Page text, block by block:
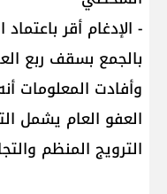
- الإدغام أقر
بالجمع بسقف ربع
وأفادت المعلومات
العفو العام يشمل
الترويج المنظم